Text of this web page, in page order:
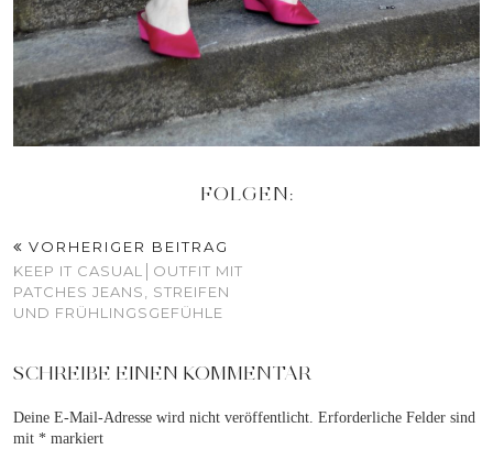
FOLGEN:
VORHERIGER BEITRAG
KEEP IT CASUAL│OUTFIT MIT
PATCHES JEANS, STREIFEN
UND FRÜHLINGSGEFÜHLE
SCHREIBE EINEN KOMMENTAR
Deine E-Mail-Adresse wird nicht veröffentlicht. Erforderliche Felder sind
mit * markiert